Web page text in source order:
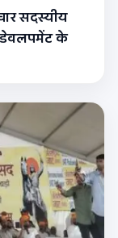
सदस्यीय
डेवलपमेंट के